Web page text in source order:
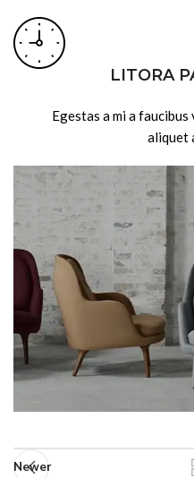
LITORA
Egestas a mi a
aliquet
Newer